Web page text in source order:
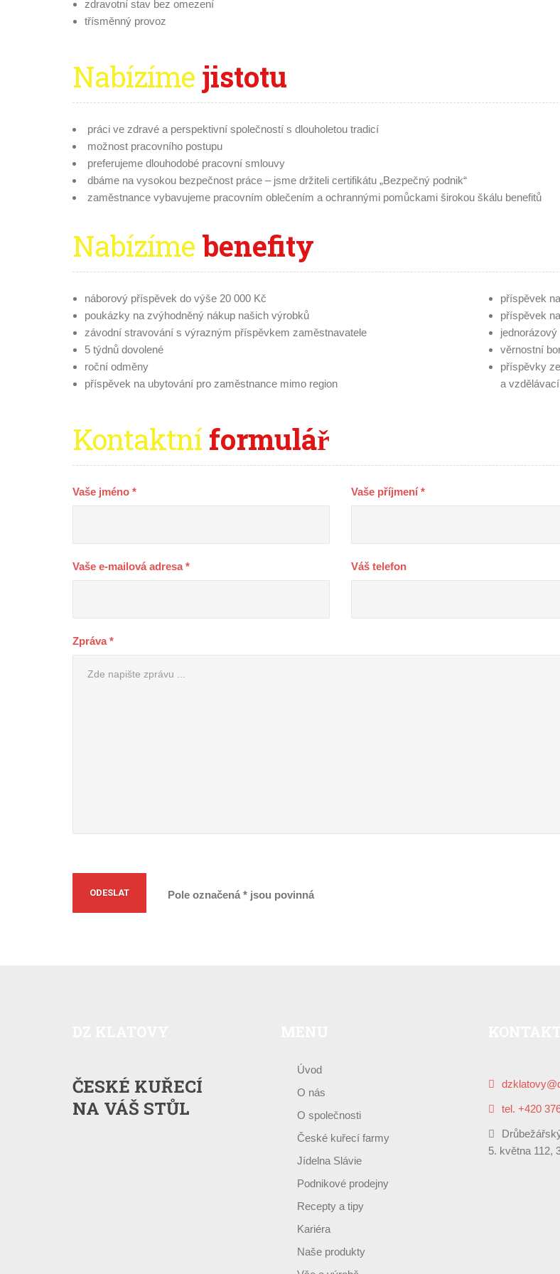
zdravotní stav bez omezení
třísměnný provoz
Nabízíme jistotu
práci ve zdravé a perspektivní společností s dlouholetou tradicí
možnost pracovního postupu
preferujeme dlouhodobé pracovní smlouvy
dbáme na vysokou bezpečnost práce – jsme držiteli certifikátu „Bezpečný podnik“
zaměstnance vybavujeme pracovním oblečením a ochrannými pomůckami širokou škálu benefitů
Nabízíme benefity
náborový příspěvek do výše 20 000 Kč
poukázky na zvýhodněný nákup našich výrobků
závodní stravování s výrazným příspěvkem zaměstnavatele
5 týdnů dovolené
roční odměny
příspěvek na ubytování pro zaměstnance mimo region
příspěvek
příspěvek
jednorázový
věrnostní
příspěvky
a
Kontaktníformulář
Vaše jméno * Vaše příjmení *
Vaše e-mailová adresa * Váš telefon
Zpráva *
Pole označená * jsou povinná
ČESKÉ KUŘECÍ
NA VÁŠ STŮL
Úvod
O nás
O společnosti
České kuřecí farmy
Jídelna Slávie
Podnikové prodejny
Recepty a tipy
Kariéra
Naše produkty
tel. +420
5. května 112,